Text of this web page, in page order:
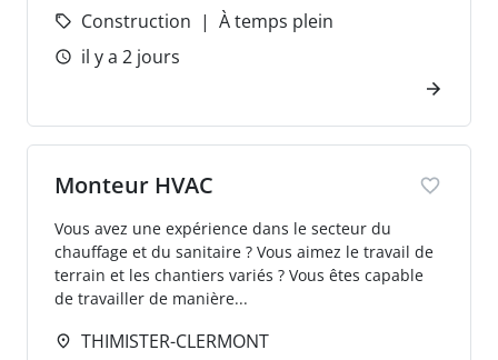
Construction
À temps plein
il y a 2 jours
Monteur HVAC
Vous avez une expérience dans le secteur du
chauffage et du sanitaire ? Vous aimez le travail de
terrain et les chantiers variés ? Vous êtes capable
de travailler de manière...
THIMISTER-CLERMONT